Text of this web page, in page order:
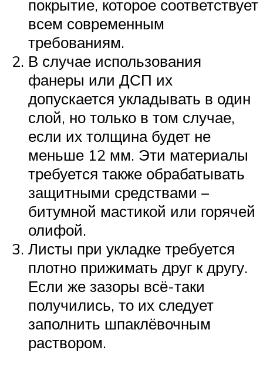
покрытие, которое соответствует
всем современным
требованиям.
В случае использования
фанеры или ДСП их
допускается укладывать в один
слой, но только в том случае,
если их толщина будет не
меньше 12 мм. Эти материалы
требуется также обрабатывать
защитными средствами –
битумной мастикой или горячей
олифой.
Листы при укладке требуется
плотно прижимать друг к другу.
Если же зазоры всё-таки
получились, то их следует
заполнить шпаклёвочным
раствором.